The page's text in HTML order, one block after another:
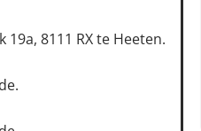
8111 RX te Heeten.